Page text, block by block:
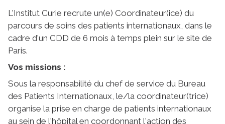
L'Institut Curie recrute un(e) Coordinateur(ice) du
parcours de soins des patients internationaux, dans le
cadre d'un CDD de 6 mois à temps plein sur le site de
Paris.
Vos missions :
Sous la responsabilité du chef de service du Bureau
des Patients Internationaux, le/la coordinateur(trice)
organise la prise en charge de patients internationaux
au sein de l'hôpital en coordonnant l'action des